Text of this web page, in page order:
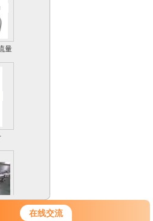
在线交流
量